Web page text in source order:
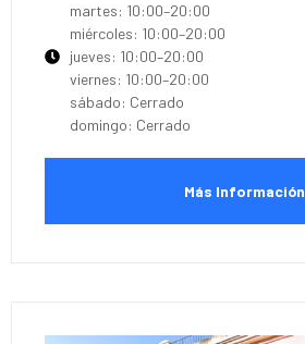
martes: 10:00–20:00
miércoles: 10:00–20:00
jueves: 10:00–20:00
viernes: 10:00–20:00
sábado: Cerrado
domingo: Cerrado
Más Información